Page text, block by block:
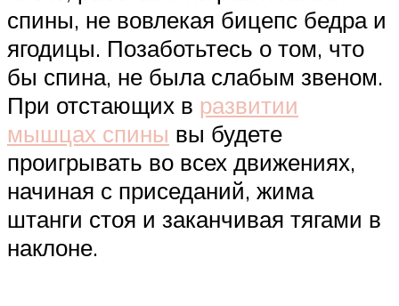
спины, не вовлекая бицепс бедра и
ягодицы. Позаботьтесь о том, что
бы спина, не была слабым звеном.
При отстающих в развитии
мышцах спины вы будете
проигрывать во всех движениях,
начиная с приседаний, жима
штанги стоя и заканчивая тягами в
наклоне.